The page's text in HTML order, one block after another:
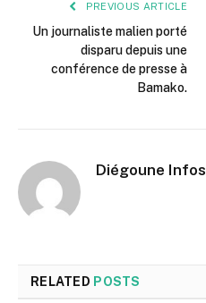
PREVIOUS ARTICLE
Un journaliste malien porté
disparu depuis une
conférence de presse à
Bamako.
Diégoune Infos
RELATED POSTS